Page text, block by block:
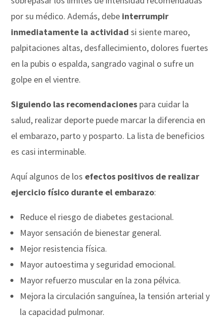
por su médico. Además, debe interrumpir
inmediatamente la actividad si siente mareo,
palpitaciones altas, desfallecimiento, dolores fuertes
en la pubis o espalda, sangrado vaginal o sufre un
golpe en el vientre.
Siguiendo las recomendaciones para cuidar la
salud, realizar deporte puede marcar la diferencia en
el embarazo, parto y posparto. La lista de beneficios
es casi interminable.
Aquí algunos de los efectos positivos de realizar
ejercicio físico durante el embarazo:
Reduce el riesgo de diabetes gestacional.
Mayor sensación de bienestar general.
Mejor resistencia física.
Mayor autoestima y seguridad emocional.
Mayor refuerzo muscular en la zona pélvica.
Mejora la circulación sanguínea, la tensión arterial y
la capacidad pulmonar.